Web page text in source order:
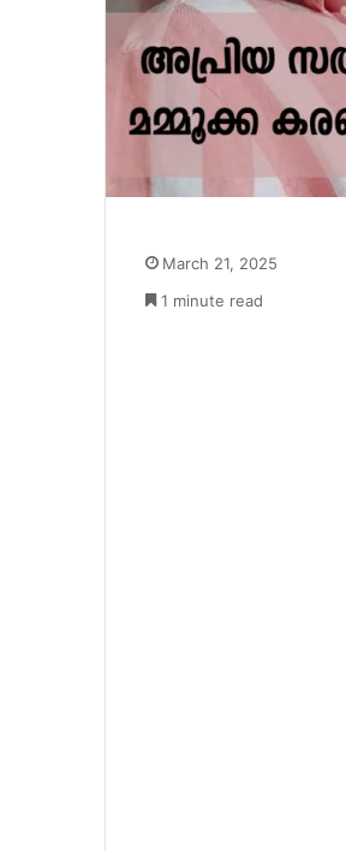
March 21, 2025
1 minute read